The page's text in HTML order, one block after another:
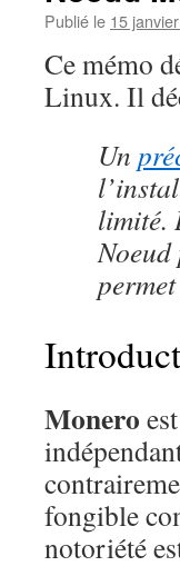
Publié le 15
Ce mémo
Linux. Il
Un
limité.
Monero
fongible
notoriété